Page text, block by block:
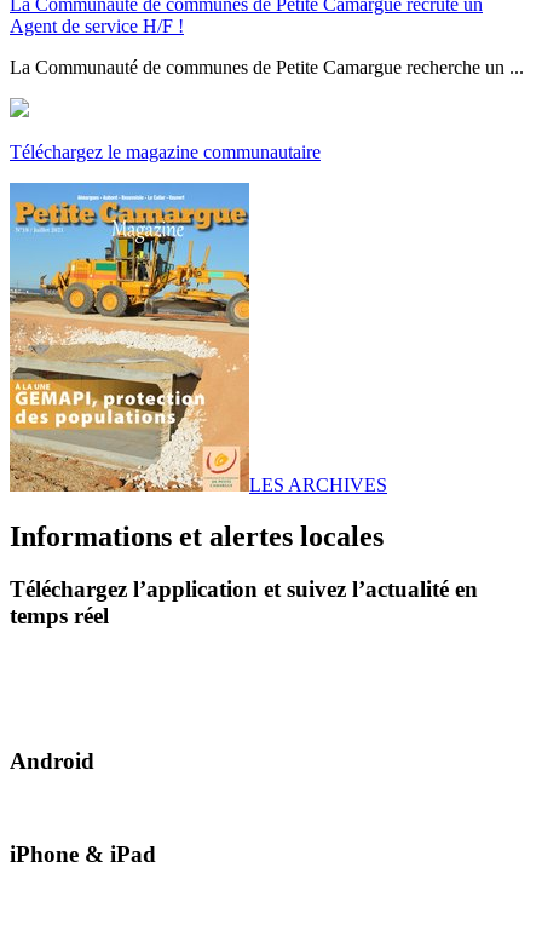
Agent de service H/F !
La Communauté de communes de Petite Camargue recherche un ...
Téléchargez le magazine communautaire
LES ARCHIVES
Informations et alertes locales
Téléchargez l’application et suivez l’actualité en
temps réel
Android
iPhone & iPad